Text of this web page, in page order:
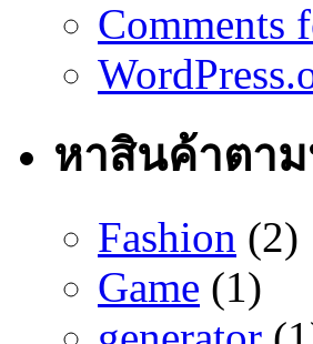
Comments
หาสินค้าตาม
Fashion (2)
Game (1)